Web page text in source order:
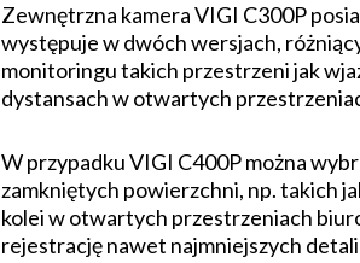
Zewnętrzna kamera VIGI C300P
występuje w dwóch wersjach,
monitoringu takich przestrzeni jak
dystansach w otwartych
W przypadku VIGI C400P można
zamkniętych powierzchni, np. takich
kolei w otwartych przestrzeniach
rejestrację nawet najmniejszych